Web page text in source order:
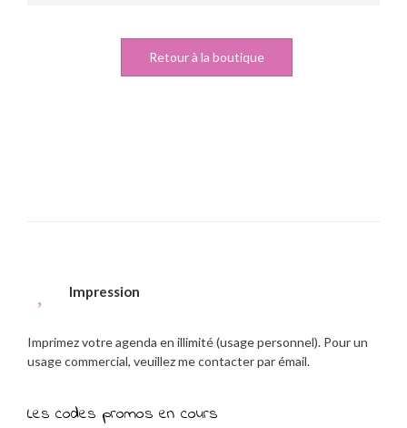
Retour à la boutique
Impression
Imprimez votre agenda en illimité (usage personnel). Pour un
usage commercial, veuillez me contacter par émail.
Les codes promos en cours